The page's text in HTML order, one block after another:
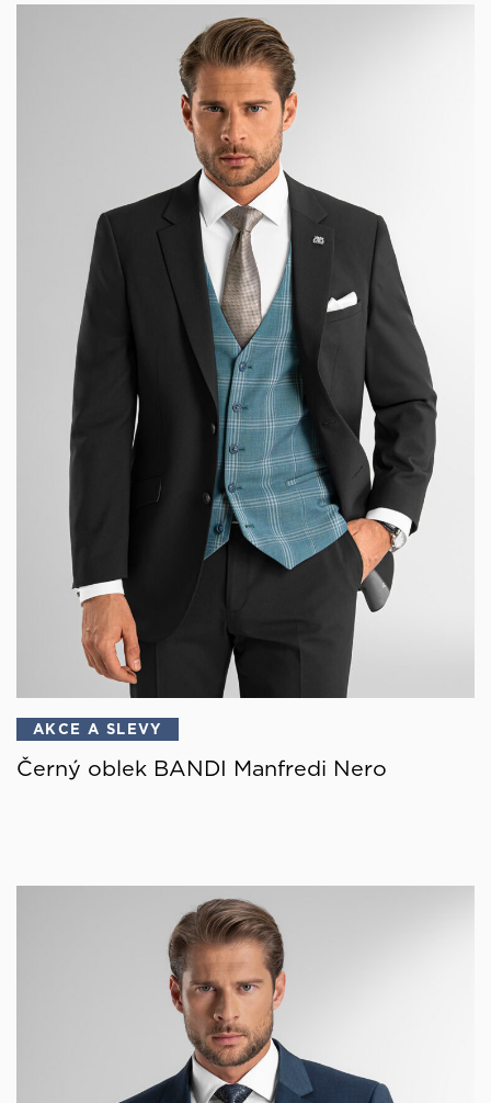
AKCE A SLEVY
Černý oblek BANDI Manfredi Nero